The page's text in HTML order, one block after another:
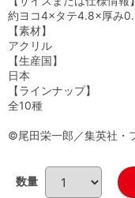
約ヨコ4×タテ4.8×厚み
【素材】
アクリル
【生産国】
日本
【ラインナップ】
全10種
©尾田栄一郎／集英社・
数量